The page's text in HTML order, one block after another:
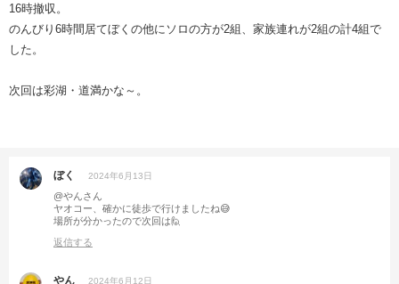
16時撤収。
のんびり6時間居てぼくの他にソロの方が2組、家族連れが2組の計4組で
した。
次回は彩湖・道満かな～。
ぼく 2024年6月13日
@やんさん
ヤオコー、確かに徒歩で行けましたね😅
場所が分かったので次回は🙋
返信する
やん 2024年6月12日